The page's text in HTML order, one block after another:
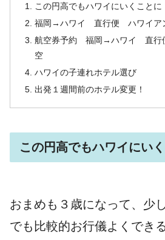
この円高でもハワイにいくことに
福岡→ハワイ 直行便 ハワイア
航空券予約 福岡→ハワイ 直行
空
ハワイの子連れホテル選び
出発１週間前のホテル変更！
この円高でもハワイにい
おまめも３歳になって、少
でも比較的お行儀よくでき